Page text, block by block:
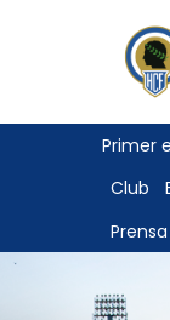
Primer
Club
Prensa